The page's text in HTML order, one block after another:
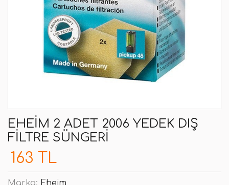
EHEIM 2 ADET 2006 YEDEK DIŞ
FILTRE SÜNGERI
163 TL
Marka: Eheim